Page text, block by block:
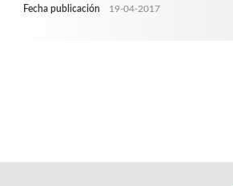
Fecha publicación
19-04-2017